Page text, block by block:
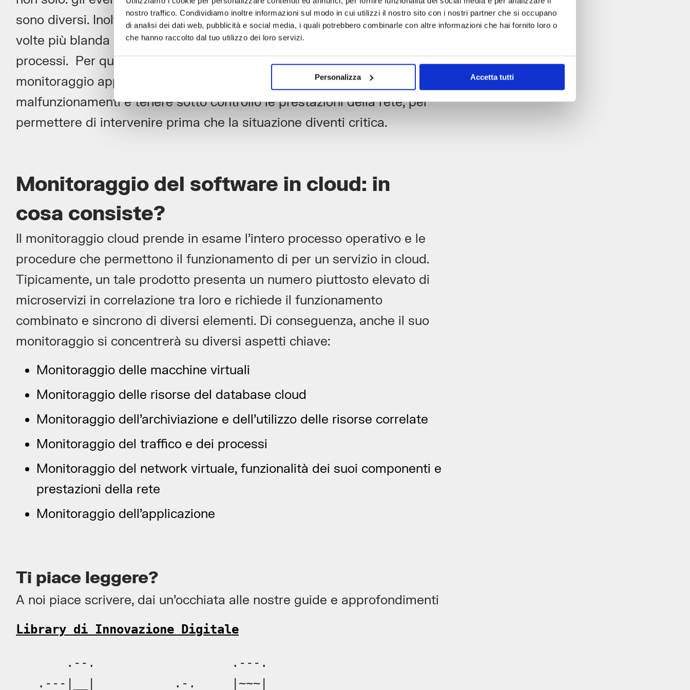
nostro traffico. Condividiamo inoltre informazioni sul modo in cui utilizzi il nostro sito con i nostri partner che si occupano
di analisi dei dati web, pubblicità e social media, i quali potrebbero combinarle con altre informazioni che hai fornito loro o
che hanno raccolto dal tuo utilizzo dei loro servizi.
Personalizza Accetta tutti
sono diversi. Inoltre, la “lontananza” data dalla virtualizzazione rende a
volte più blanda l’attenzione dei dipartimenti IT sul controllo di questi
processi. Per questo, è fondamentale strutturare un’adeguata policy di
monitoraggio applicativo in tempo reale che permetta di rilevare i
malfunzionamenti e tenere sotto controllo le prestazioni della rete, per
permettere di intervenire prima che la situazione diventi critica.
Monitoraggio del software in cloud: in
cosa consiste?
Il monitoraggio cloud prende in esame l’intero processo operativo e le
procedure che permettono il funzionamento di per un servizio in cloud.
Tipicamente, un tale prodotto presenta un numero piuttosto elevato di
microservizi in correlazione tra loro e richiede il funzionamento
combinato e sincrono di diversi elementi. Di conseguenza, anche il suo
monitoraggio si concentrerà su diversi aspetti chiave:
Monitoraggio delle macchine virtuali
Monitoraggio delle risorse del database cloud
Monitoraggio dell’archiviazione e dell’utilizzo delle risorse correlate
Monitoraggio del traffico e dei processi
Monitoraggio del network virtuale, funzionalità dei suoi componenti e
prestazioni della rete
Monitoraggio dell’applicazione
Ti piace leggere?
A noi piace scrivere, dai un’occhiata alle nostre guide e approfondimenti
Library di Innovazione Digitale
       .--.                   .---.
   .---|__|           .-.     |~~~|